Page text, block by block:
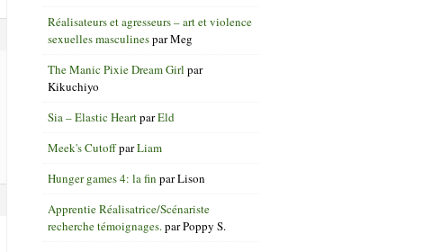
Réalisateurs et agresseurs – art et violence
sexuelles masculinesparMeg
The Manic Pixie Dream Girl par
Kikuchiyo
Sia – Elastic HeartparEld
Meek's CutoffparLiam
Hunger games 4: la fin parLison
Apprentie Réalisatrice/Scénariste
recherche témoignages. parPoppy S.